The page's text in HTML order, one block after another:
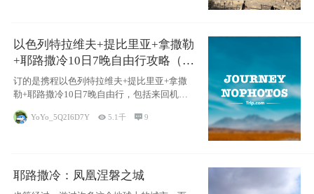
以色列特拉维夫+提比里亚+拿撒勒
+耶路撒冷10日7晚自由行攻略（交
通和住宿为主）
订的是携程以色列特拉维夫+提比里亚+拿撒
勒+耶路撒冷10日7晚自由行，包括来回机票
YoYo_5Q2I6D7Y  5.1千 9
耶路撒冷：凤凰涅磐之城